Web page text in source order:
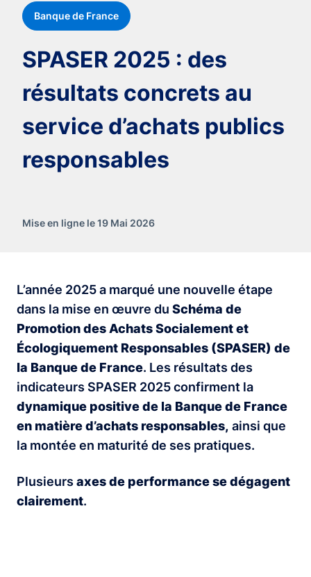
Banque de France
SPASER 2025 : des
résultats concrets au
service d’achats publics
responsables
Mise en ligne le 19 Mai 2026
L’année 2025 a marqué une nouvelle étape
dans la mise en œuvre du Schéma de
Promotion des Achats Socialement et
Écologiquement Responsables (SPASER) de
la Banque de France. Les résultats des
indicateurs SPASER 2025 confirment la
dynamique positive de la Banque de France
en matière d’achats responsables, ainsi que
la montée en maturité de ses pratiques.
Plusieurs axes de performance se dégagent
clairement.